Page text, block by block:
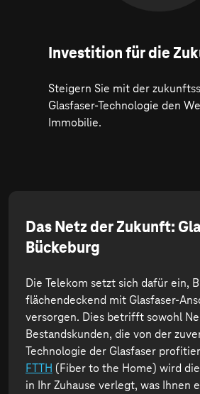
Investition für die
Steigern Sie mit der
Glasfaser-Technologie den
Immobilie.
Das Netz der Zukunft:
Bückeburg
Die Telekom setzt sich dafür ein,
flächendeckend mit Glasfaser-
versorgen. Dies betrifft sowohl
Bestandskunden, die von der
Technologie der Glasfaser
FTTH (Fiber to the Home) wird
in Ihr Zuhause verlegt, was Ihnen